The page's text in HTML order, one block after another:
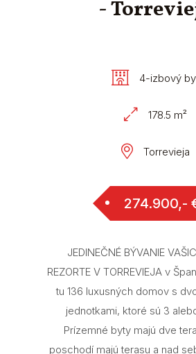
-
4-izbový
178.5 m²
Torrevieja
274.900,-
JEDINEČNÉ BÝVANIE
REZORTE V TORREVIEJA v
tu 136 luxusných domov s
jednotkami, ktoré sú 3
Prízemné byty majú dve
poschodí majú terasu a nad